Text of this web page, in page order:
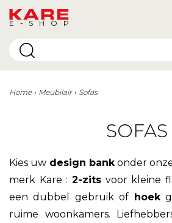
E-SHOP
Home Meubilair Sofas
SOFAS
Kies uw design bankonder
merk Kare : 2-zitsvoor kleine
een dubbel gebruik of hoek
ruime woonkamers.